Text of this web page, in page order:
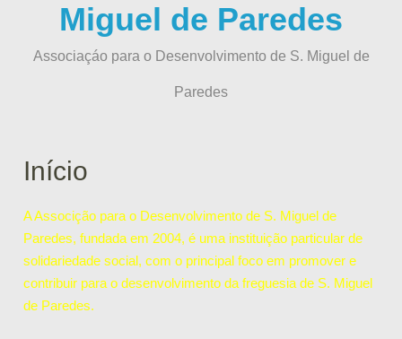
Miguel de Paredes
Associaçáo para o Desenvolvimento de S. Miguel de
Paredes
Início
A Associção para o Desenvolvimento de S. Miguel de
Paredes, fundada em 2004, é uma instituição particular de
solidariedade social, com o principal foco em promover e
contribuir para o desenvolvimento da freguesia de S. Miguel
de Paredes.